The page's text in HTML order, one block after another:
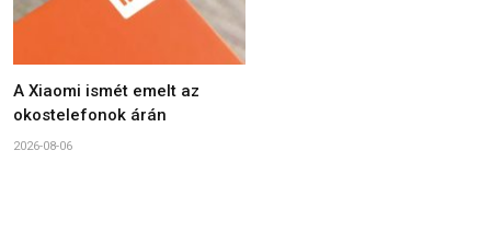
A Xiaomi ismét emelt az
okostelefonok árán
2026-08-06